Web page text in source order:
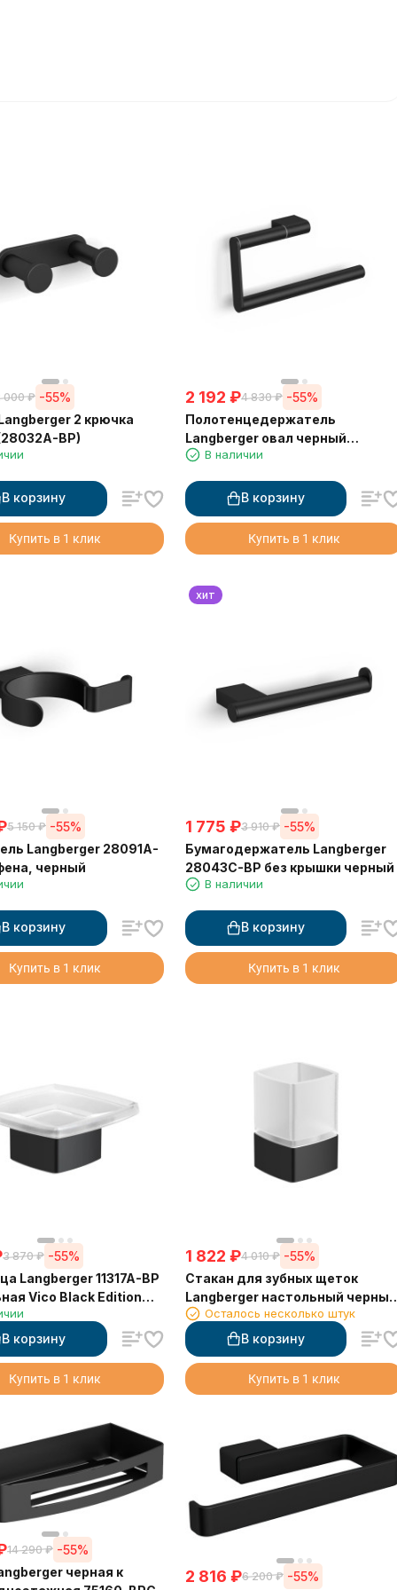
000 ₽ -55%
2 крючка
BP)
В корзину
Купить в 1 клик
2 192 ₽4 830 ₽ -55%
Полотенцедержатель
Langberger овал черный
(28038A-BP)
В наличии
В корзину
Купить в 1 клик
5 150 ₽ -55%
Langberger 28091A-
черный
В корзину
Купить в 1 клик
хит
1 775 ₽3 910 ₽ -55%
Бумагодержатель Langberger
28043C-BP без крышки черный
В наличии
В корзину
Купить в 1 клик
3 870 ₽ -55%
Langberger 11317A-BP
Vico Black Edition
В корзину
Купить в 1 клик
1 822 ₽4 010 ₽ -55%
Стакан для зубных щеток
Langberger настольный черный
матовый (11313A-BP)
Осталось несколько штук
В корзину
Купить в 1 клик
14 290 ₽ -55%
черная к
2 816 ₽6 200 ₽ -55%